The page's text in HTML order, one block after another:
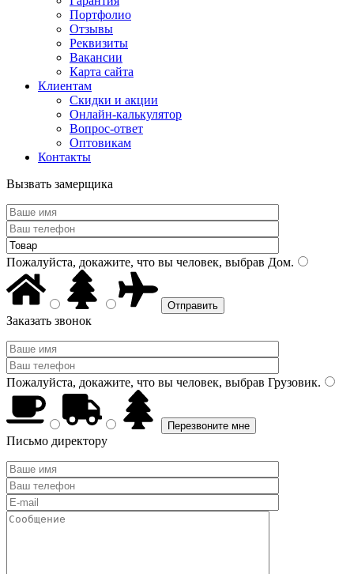
Портфолио
Отзывы
Реквизиты
Вакансии
Карта сайта
Клиентам
Скидки и акции
Онлайн-калькулятор
Вопрос-ответ
Оптовикам
Контакты
Вызвать замерщика
Пожалуйста, докажите, что вы человек, выбрав Дом.
Заказать звонок
Пожалуйста, докажите, что вы человек, выбрав Грузовик.
Письмо директору